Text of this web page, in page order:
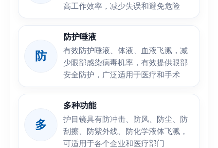
高工作效率，减少失误和避免危险
防
防护唾液
有效防护唾液、体液、血液飞溅，减
少眼部感染病毒机率，有效提供眼部
安全防护，广泛适用于医疗和手术
多
多种功能
护目镜具有防冲击、防风、防尘、防
刮擦、防紫外线、防化学液体飞溅，
可适用于各个企业和医疗部门